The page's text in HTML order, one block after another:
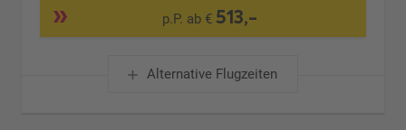
p.P. ab € 513,-
Alternative Flugzeiten